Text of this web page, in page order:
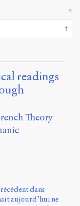
readings
Theory
dans
aujourd’hui ne